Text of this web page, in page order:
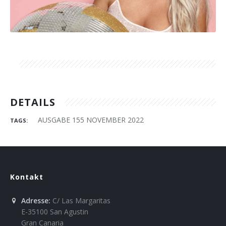
Über uns
DETAILS
TAGS: AUSGABE 155 NOVEMBER 2022
Kontakt
Adresse: C/ Las Margaritas
E-35100 San Agustin
Gran Canaria